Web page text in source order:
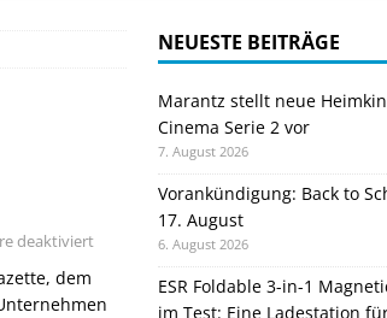
smart
deaktiviert
dem
NEUESTE BEITRÄGE
Marantz stellt neue
Cinema Serie 2 vor
7. August 2026
Vorankündigung: Back to
17. August
6. August 2026
ESR Foldable 3-in-1
im Test: Eine Ladestation